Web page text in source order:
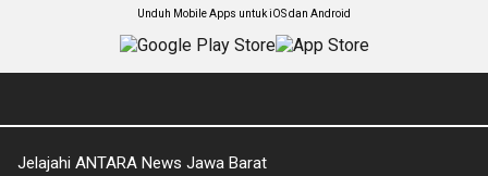
Unduh Mobile Apps untuk iOS dan Android
Jelajahi ANTARA News Jawa Barat